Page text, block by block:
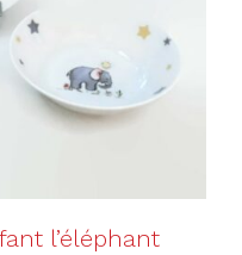
l’éléphant